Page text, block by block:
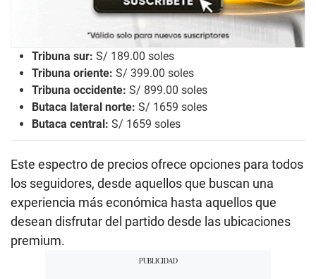
Tribuna sur: S/ 189.00 soles
Tribuna oriente: S/ 399.00 soles
Tribuna occidente: S/ 899.00 soles
Butaca lateral norte: S/ 1659 soles
Butaca central: S/ 1659 soles
Este espectro de precios ofrece opciones para todos
los seguidores, desde aquellos que buscan una
experiencia más económica hasta aquellos que
desean disfrutar del partido desde las ubicaciones
premium.